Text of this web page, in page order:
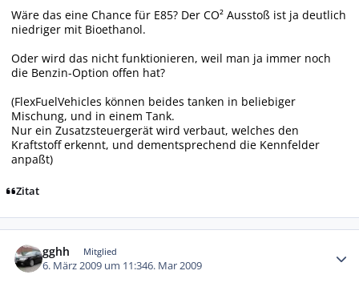
Wäre das eine Chance für E85? Der CO² Ausstoß ist ja deutlich
niedriger mit Bioethanol.
Oder wird das nicht funktionieren, weil man ja immer noch
die Benzin-Option offen hat?
(FlexFuelVehicles können beides tanken in beliebiger
Mischung, und in einem Tank.
Nur ein Zusatzsteuergerät wird verbaut, welches den
Kraftstoff erkennt, und dementsprechend die Kennfelder
anpaßt)
Zitat
gghh Mitglied
6. März 2009 um 11:346. Mar 2009